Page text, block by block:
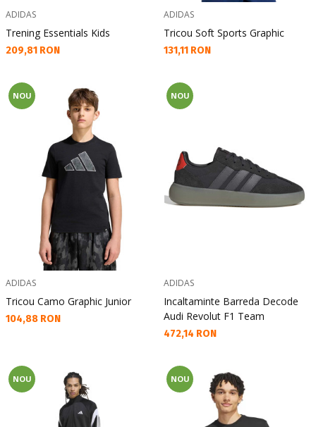
ADIDAS
Trening Essentials Kids
Текуща цена:
209,81 RON
ADIDAS
Tricou Soft Sports Graphic
Текуща цена:
131,11 RON
NOU
ADIDAS
Tricou Camo Graphic Junior
Текуща цена:
104,88 RON
NOU
ADIDAS
Incaltaminte Barreda Decode
Audi Revolut F1 Team
Текуща цена:
472,14 RON
NOU NOU